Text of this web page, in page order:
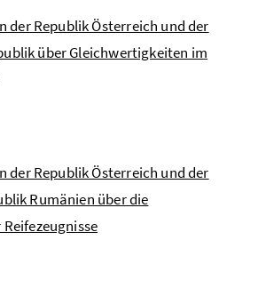
der Republik Österreich und der
über Gleichwertigkeiten im
der Republik Österreich und der
Rumänien über die